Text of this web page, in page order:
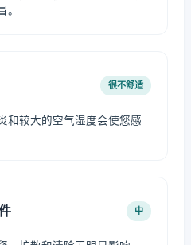
。
很不舒适
和较大的空气湿度会使您感
中